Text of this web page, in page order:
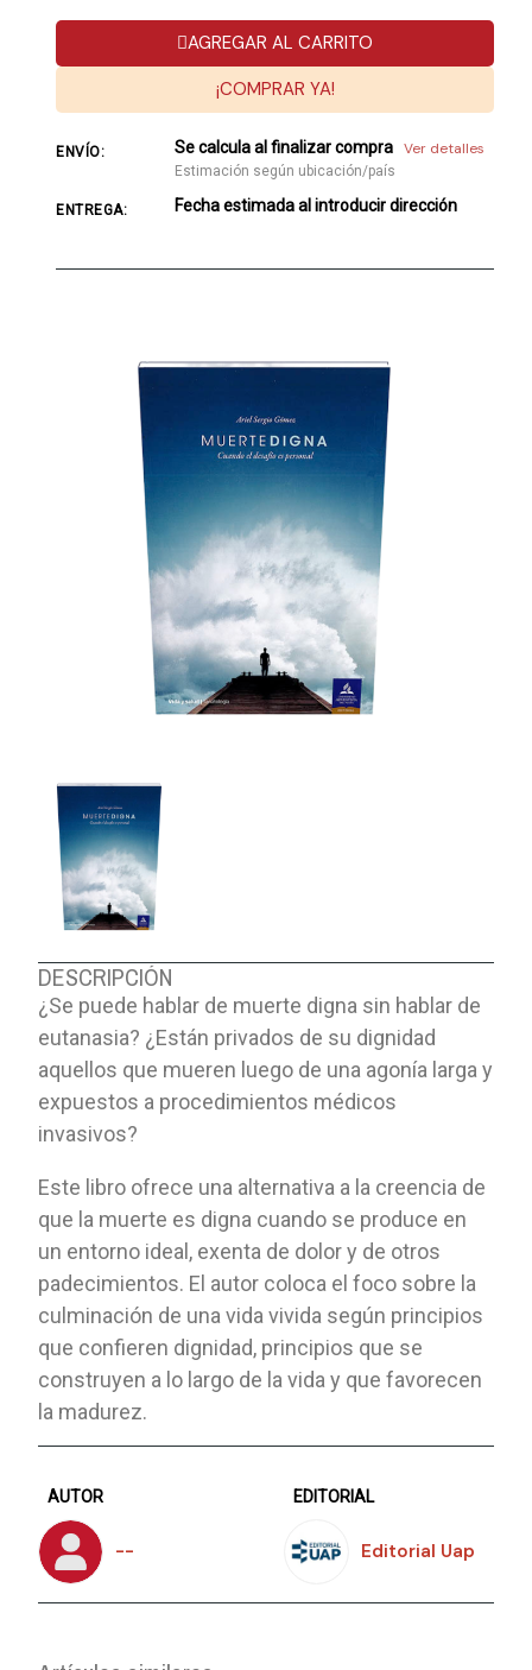
DESCRIPCIÓN
¿Se puede hablar de muerte digna sin hablar de
eutanasia? ¿Están privados de su dignidad
aquellos que mueren luego de una agonía larga y
expuestos a procedimientos médicos
invasivos?
Este libro ofrece una alternativa a la creencia de
que la muerte es digna cuando se produce en
un entorno ideal, exenta de dolor y de otros
padecimientos. El autor coloca el foco sobre la
culminación de una vida vivida según principios
que confieren dignidad, principios que se
construyen a lo largo de la vida y que favorecen
la madurez.
AUTOR
--
EDITORIAL
Editorial Uap
AGREGAR AL CARRITO
¡COMPRAR YA!
ENVÍO: Se calcula al finalizar compra Ver detalles
Estimación según ubicación/país
ENTREGA: Fecha estimada al introducir dirección